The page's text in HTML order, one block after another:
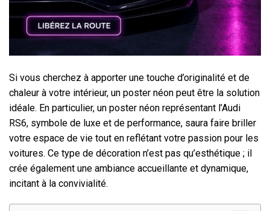
Si vous cherchez à apporter une touche d’originalité et de
chaleur à votre intérieur, un poster néon peut être la solution
idéale. En particulier, un poster néon représentant l’Audi
RS6, symbole de luxe et de performance, saura faire briller
votre espace de vie tout en reflétant votre passion pour les
voitures. Ce type de décoration n’est pas qu’esthétique ; il
crée également une ambiance accueillante et dynamique,
incitant à la convivialité.